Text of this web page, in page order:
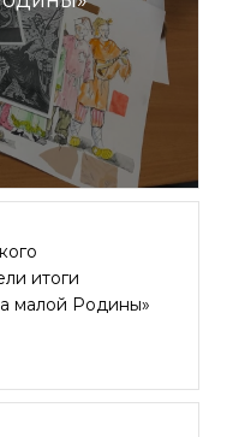
итоги
малой Родины»